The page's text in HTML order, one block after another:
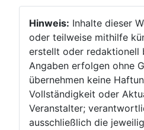
Hinweis: Inhalte dieser
oder teilweise mithilfe
erstellt oder redaktionell
Angaben erfolgen ohne
übernehmen keine
Vollständigkeit oder
Veranstalter;
ausschließlich die